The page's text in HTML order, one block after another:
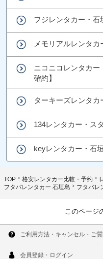
フジレンタカー・石
メモリアルレンタ
ニコニコレンタカ
確約】
ターキーズレンタ
134レンタカー・ス
keyレンタカー・石
TOP 格安レンタカー比較・予約
フタバレンタカー 石垣島
フタバレ
このページ